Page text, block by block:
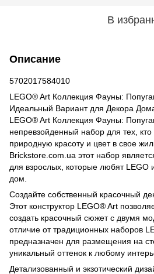
В
Описание
5702017584010
LEGO® Art Коллекция Фауны:
Идеальный Вариант для Декора
LEGO® Art Коллекция Фауны:
непревзойденный набор для тех,
природную красоту и цвет в свое
Brickstore.com.ua этот набор
для взрослых, которые любят LEGO
дом.
Создайте собственный красочный
Этот конструктор LEGO® Art
создать красочный сюжет с двумя
отличие от традиционных наборов
предназначен для размещения на
уникальный оттенок к любому
Детализованный и экзотический